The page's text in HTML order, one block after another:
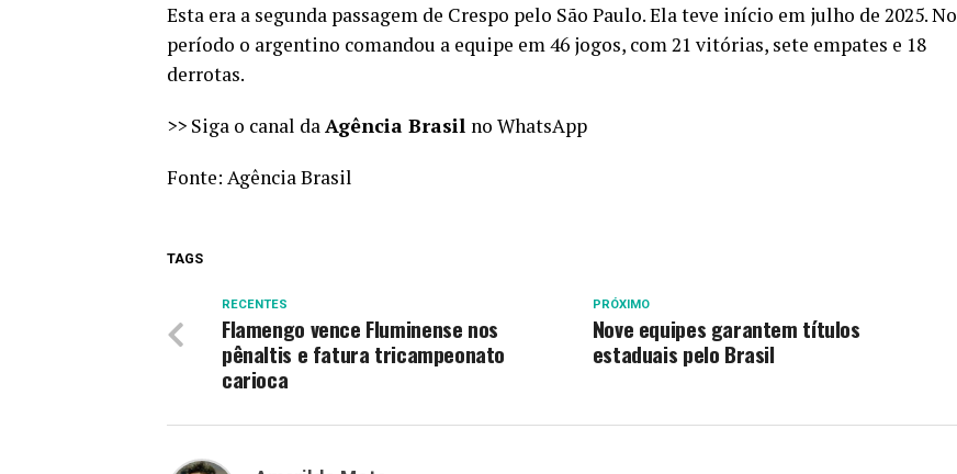
Esta era a segunda passagem de Crespo pelo São Paulo. Ela teve início em julho de 2025. No
período o argentino comandou a equipe em 46 jogos, com 21 vitórias, sete empates e 18
derrotas.
>> Siga o canal daAgência Brasil no WhatsApp
Fonte: Agência Brasil
TAGS
PRÓXIMO
Nove equipes garantem títulos
estaduais pelo Brasil
RECENTES
Flamengo vence Fluminense nos
pênaltis e fatura tricampeonato
carioca